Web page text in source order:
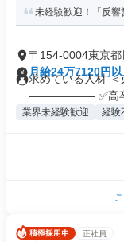
未経験歓迎！「反
〒154-0004東京
月給24万7120円以
求めている人
―――――― ✅高卒
業界未経験歓迎 経験
正社員